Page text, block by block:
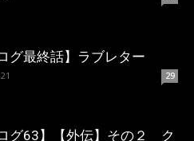
グ最終話】ラブレター
29
グ63】【外伝】その２ ク